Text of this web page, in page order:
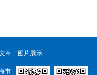
章 图片展示
市